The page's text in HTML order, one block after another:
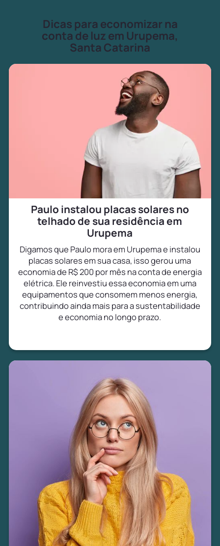
Dicas para economizar na
conta de luz em Urupema,
Santa Catarina
Paulo instalou placas solares no
telhado de sua residência em
Urupema
Digamos que Paulo mora em Urupema e instalou
placas solares em sua casa, isso gerou uma
economia de R$ 200 por mês na conta de energia
elétrica. Ele reinvestiu essa economia em uma
equipamentos que consomem menos energia,
contribuindo ainda mais para a sustentabilidade
e economia no longo prazo.